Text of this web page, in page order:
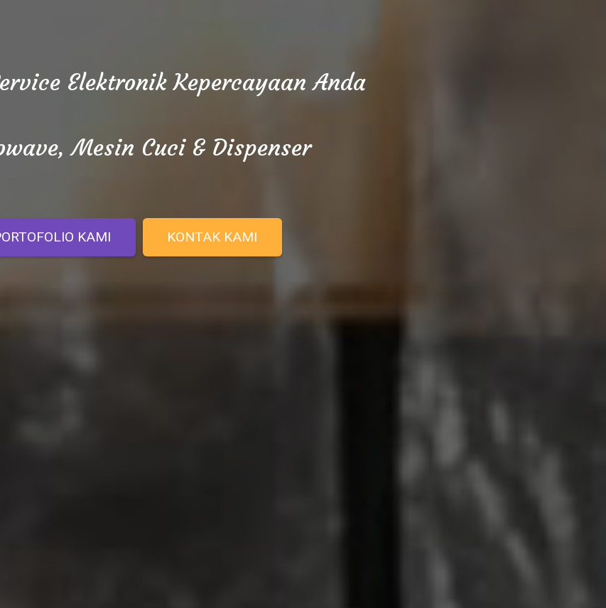
Elektronik Kepercayaan Anda
Mesin Cuci & Dispenser
KAMI KONTAK KAMI